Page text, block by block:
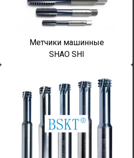
Метчики машинные
SHAO SHI